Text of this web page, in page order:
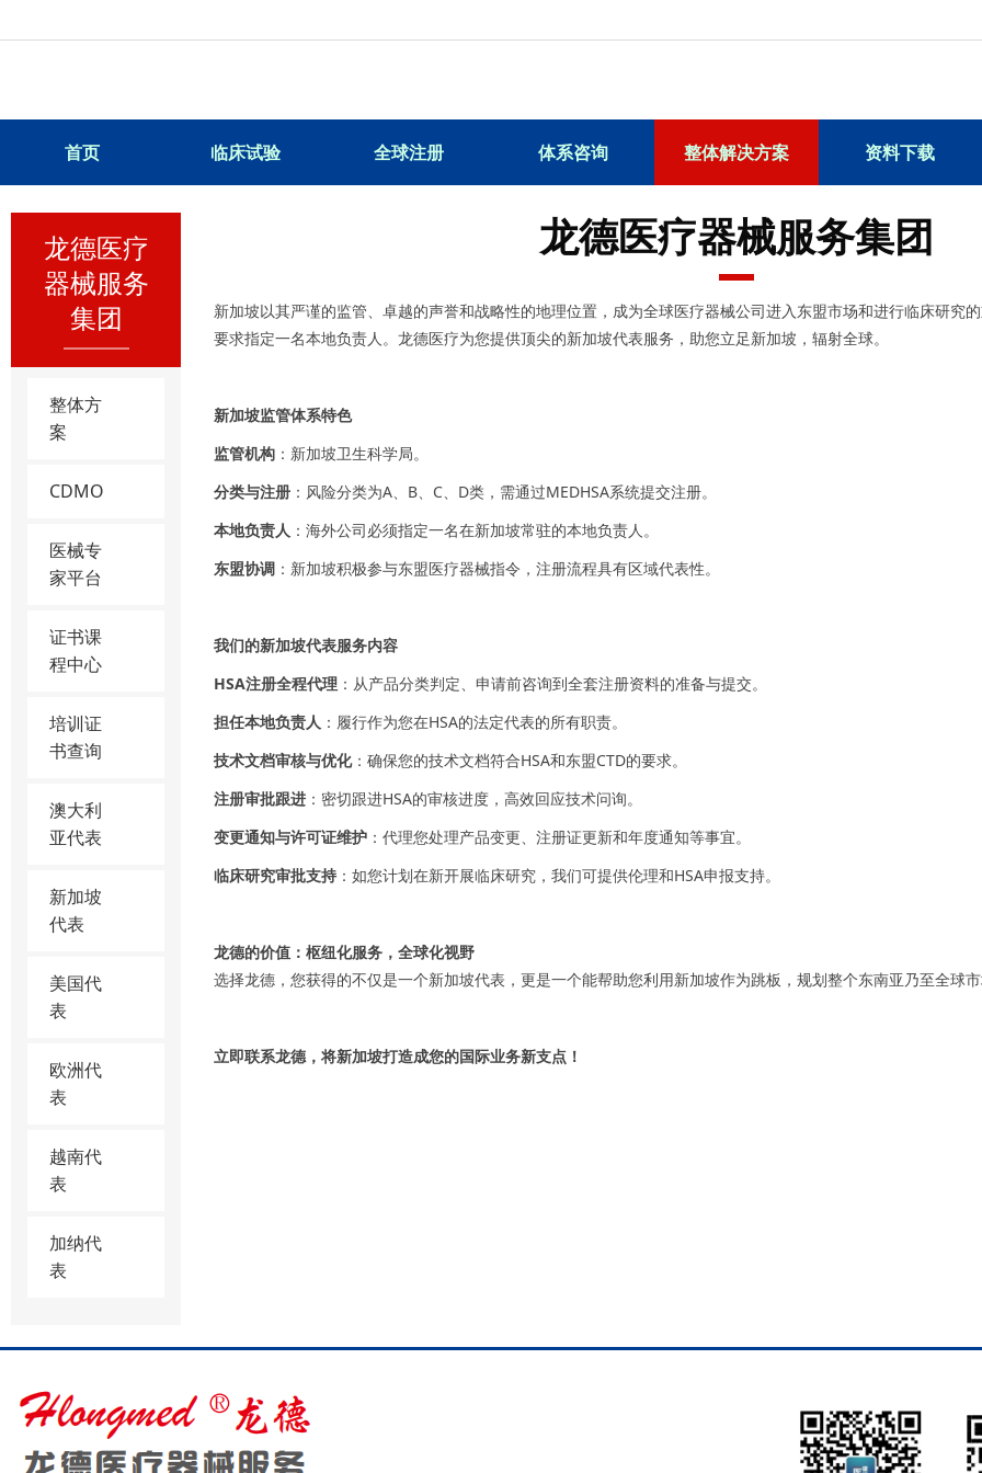
首页 临床试验 全球注册 体系咨询 整体解决方案 资料下载
龙德医疗器械服务集团
龙德医疗
器械服务
集团
整体方
案
CDMO
医械专
家平台
证书课
程中心
培训证
书查询
澳大利
亚代表
新加坡
代表
美国代
表
欧洲代
表
越南代
表
加纳代
表
新加坡以其严谨的监管、卓越的声誉和战略性的地理位置，成为全球医疗器械公司进入东盟市场和进行临床研究
要求指定一名本地负责人。龙德医疗为您提供顶尖的新加坡代表服务，助您立足新加坡，辐射全球。
新加坡监管体系特色
监管机构 ：新加坡卫生科学局。
分类与注册 ：风险分类为A、B、C、D类，需通过MEDHSA系统提交注册。
本地负责人 ：海外公司必须指定一名在新加坡常驻的本地负责人。
东盟协调 ：新加坡积极参与东盟医疗器械指令，注册流程具有区域代表性。
我们的新加坡代表服务内容
HSA注册全程代理 ：从产品分类判定、申请前咨询到全套注册资料的准备与提交。
担任本地负责人 ：履行作为您在HSA的法定代表的所有职责。
技术文档审核与优化：确保您的技术文档符合HSA和东盟CTD的要求。
注册审批跟进 ：密切跟进HSA的审核进度，高效回应技术问询。
变更通知与许可证维护 ：代理您处理产品变更、注册证更新和年度通知等事宜。
临床研究审批支持 ：如您计划在新开展临床研究，我们可提供伦理和HSA申报支持。
龙德的价值：枢纽化服务，全球化视野
选择龙德，您获得的不仅是一个新加坡代表，更是一个能帮助您利用新加坡作为跳板，规划整个东南亚乃至全球市
立即联系龙德，将新加坡打造成您的国际业务新支点！